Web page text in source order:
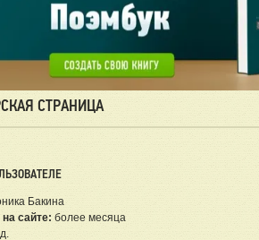
СТРАНИЦА
Бакина
сайте: более месяца